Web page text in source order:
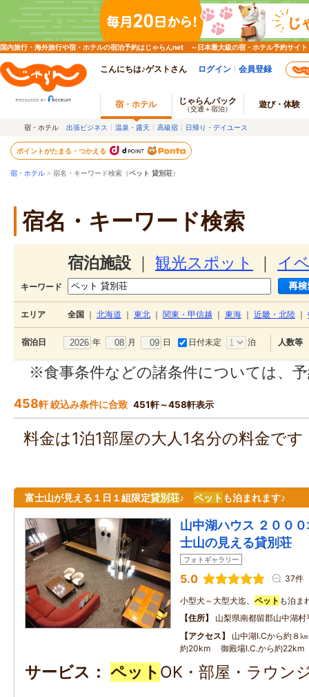
国内旅行・海外旅行や宿・ホテルの宿泊予約はじゃらんnet ～日本最大級の宿・ホテル予約サイト
こんにちは♪ゲストさん ログイン 会員登録
宿・ホテル じゃらんパック
（交通＋宿泊） 遊び・体験
宿・ホテル 出張ビジネス 温泉・露天 高級宿 日帰り・デイユース
ポイントがたまる・つかえる
宿・ホテル > 宿名・キーワード検索（ペット 貸別荘）
宿名・キーワード検索
宿泊施設 観光スポット イ
キーワード
エリア 全国 北海道 東北 関東・甲信越 東海 近畿・北陸
宿泊日 年 月 日 日付未定 泊 人数等
※食事条件などの諸条件については、
458軒 絞込み条件に合致 451軒～458軒表示
料金は1泊1部屋の大人1名分の料金で
富士山が見える１日１組限定貸別荘♪ ペット も泊まれます♪
山中湖ハウス ２００
士山の見える貸別荘
フォトギャラリー
5.0 37件
小型犬～大型犬迄、 ペット も泊ま
住所
山梨県南都留郡山中湖
アクセス
山中湖I.Cから約８
約20km 御殿場I.C.から約22km
サービス ペット OK・部屋・ラウン